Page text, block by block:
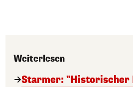
Weiterlesen
Starmer: "Historischer